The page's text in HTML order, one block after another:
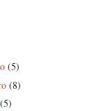
(5)
(8)
(5)